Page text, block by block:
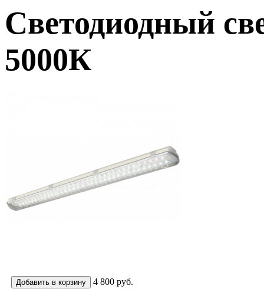
Светодиодный
5000К
4 800 руб.